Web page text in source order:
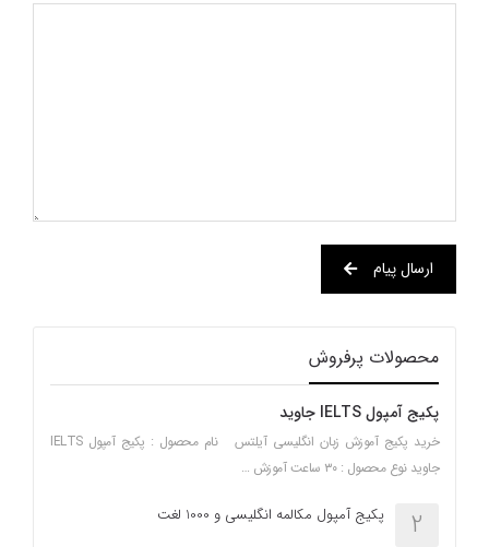
ارسال پیام
محصولات پرفروش
پکیج آمپول IELTS جاوید
خرید پکیج آموزش زبان انگلیسی آیلتس نام محصول : پکیج آمپول IELTS
جاوید نوع محصول : ۳۰ ساعت آموزش …
2 پکیج آمپول مکالمه انگلیسی و 1000 لغت